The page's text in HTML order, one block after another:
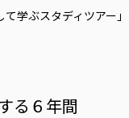
学ぶスタディツアー
る６年間